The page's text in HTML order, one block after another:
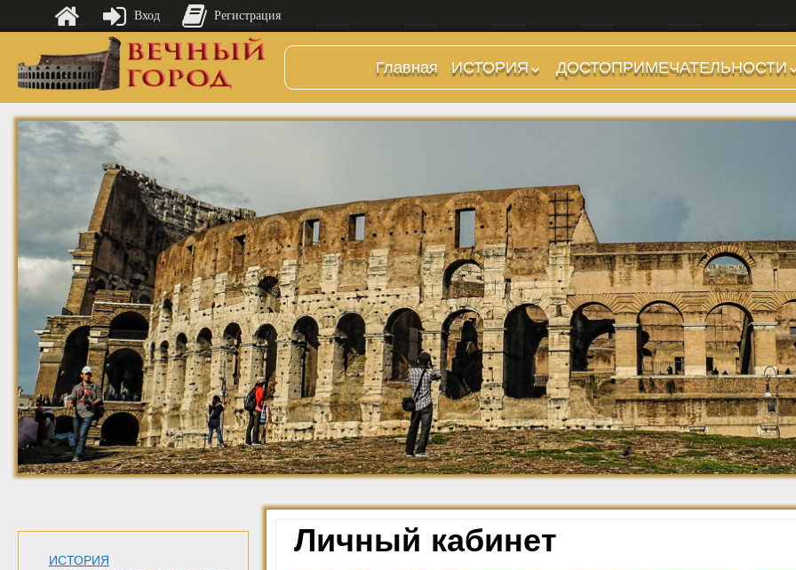
Главная
ИСТОРИЯ
Предыстория
Царский период
(509-265 гг до н.э.)
Поздняя Республика
(264-27 гг до н.э.)
Империя. Принципат
(27 г до н.э. — 284 г
н.э.)
Империя. Доминат
(284-476 гг)
Темные Века. Готы
Темные Века.
Экзархат
Средневековье
Возрождение и
Барокко
ДОСТОПРИМЕЧАТЕЛЬНОСТИ
Холмы и остров.
Районы
Стадионы, Термы
Музеи
Дохристианские
храмы
Христианские храмы,
базилики etc.
Дворцы
Арки, колонны и
обелиски
Фонтаны
ИСТОРИЯ
Личный кабинет
Вход Регистрация